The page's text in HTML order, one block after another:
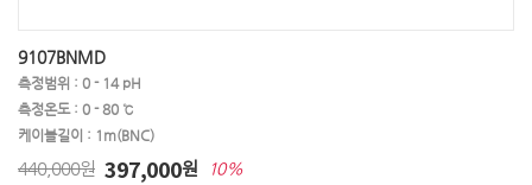
9107BNMD
측정범위 : 0 - 14 pH
측정온도 : 0 - 80 ℃
케이블길이 : 1m(BNC)
440,000원 397,000원 10%